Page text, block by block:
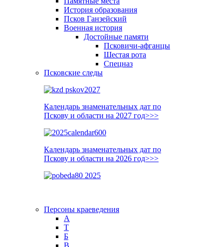
История образования
Псков Ганзейский
Военная история
Достойные памяти
Псковичи-афганцы
Шестая рота
Спецназ
Псковские следы
Календарь знаменательных дат по
Пскову и области на 2027 год>>>
Календарь знаменательных дат по
Пскову и области на 2026 год>>>
Персоны краеведения
А
T
Б
В